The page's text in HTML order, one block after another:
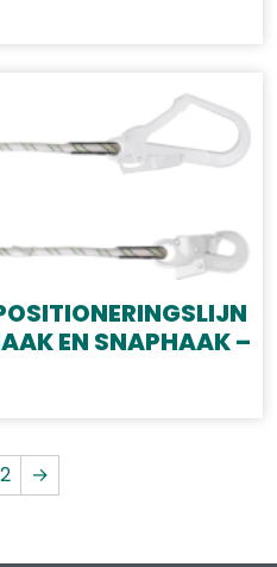
EN SNAPHAAK –
2 →